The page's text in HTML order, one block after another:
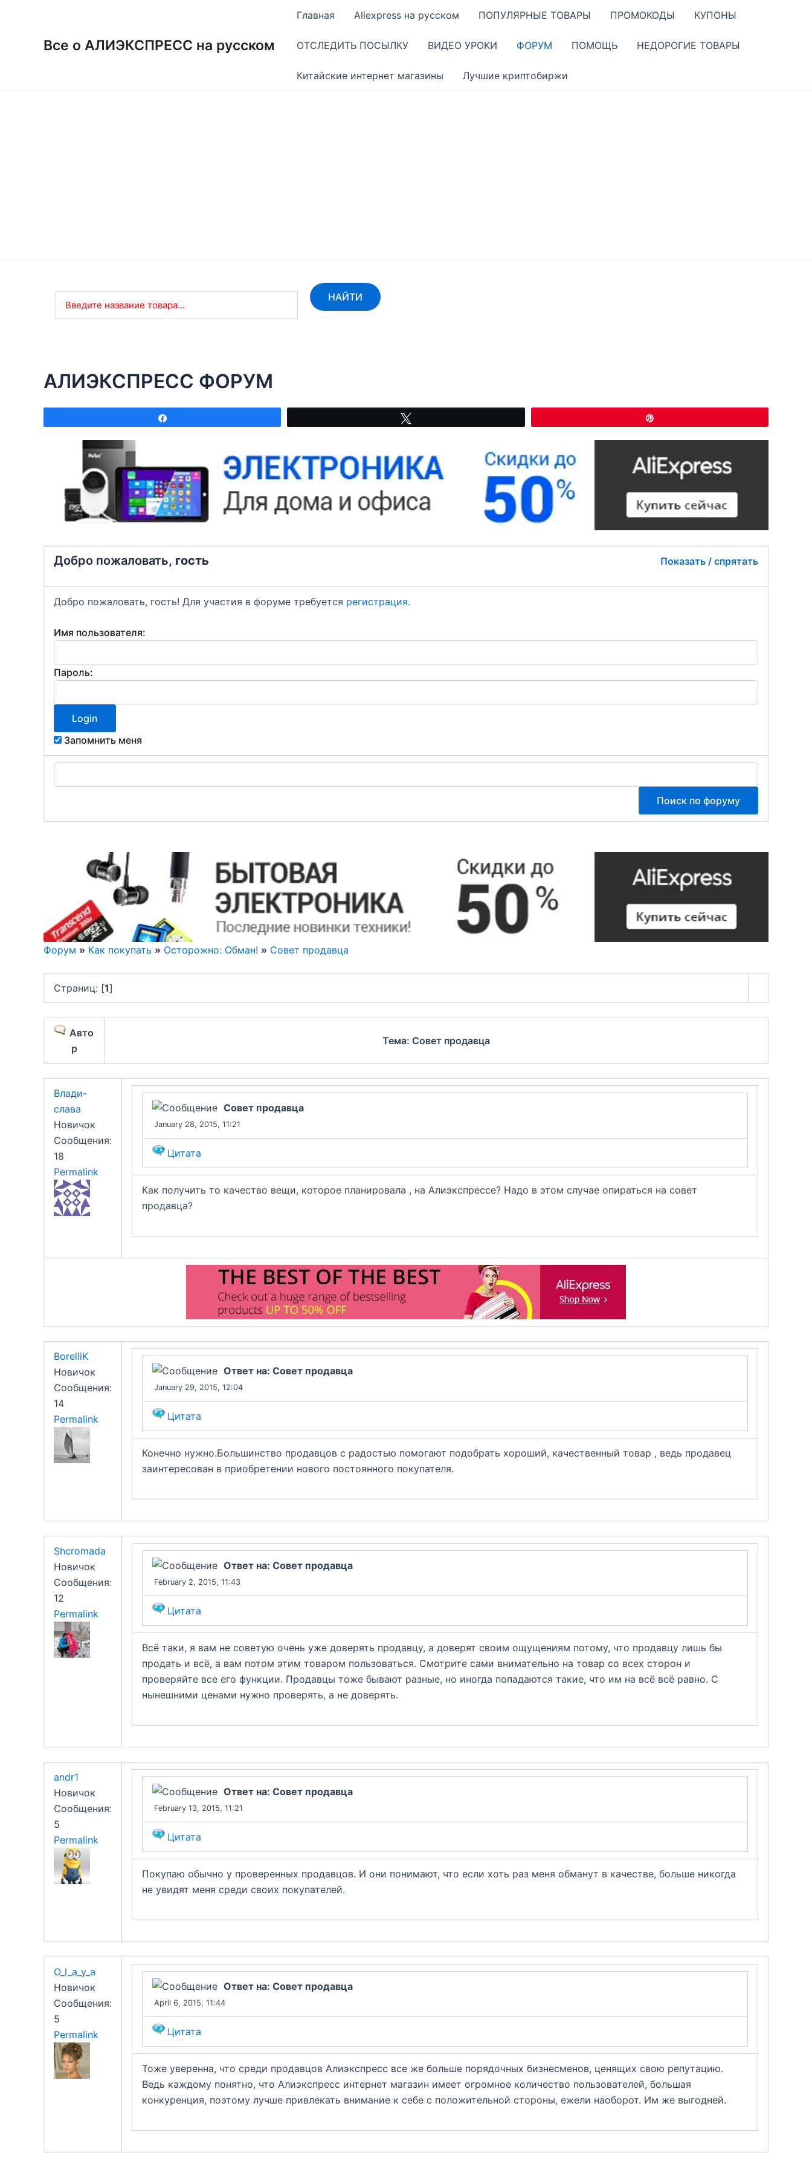
содержимомуВсе о АЛИЭКСПРЕСС на русском
Главная Aliexpress на русском ПОПУЛЯРНЫЕ ТОВАРЫ ПРОМОКОДЫ КУПОНЫ
ОТСЛЕДИТЬ ПОСЫЛКУ ВИДЕО УРОКИ ФОРУМ ПОМОЩЬ НЕДОРОГИЕ ТОВАРЫ
Китайские интернет магазины Лучшие криптобиржи
Введите название товара...
НАЙТИ
АЛИЭКСПРЕСС ФОРУМ
Добро пожаловать, гость Показать / спрятать
Добро пожаловать, гость! Для участия в форуме требуется регистрация.
Имя пользователя:
Пароль:
Запомнить меня
Форум » Как покупать » Осторожно: Обман! » Совет продавца
Страниц: [1]
Авто
р
Тема: Совет продавца
Влади-
слава
Новичок
Сообщения:
18
Permalink
Совет продавца
January 28, 2015, 11:21
Цитата
Как получить то качество вещи, которое планировала , на Алиэкспрессе? Надо в этом случае опираться на совет
продавца?
BorelliK
Новичок
Сообщения:
14
Permalink
Ответ на: Совет продавца
January 29, 2015, 12:04
Цитата
Конечно нужно.Большинство продавцов с радостью помогают подобрать хороший, качественный товар , ведь продавец
заинтересован в приобретении нового постоянного покупателя.
Shcromada
Новичок
Сообщения:
12
Permalink
Ответ на: Совет продавца
February 2, 2015, 11:43
Цитата
Всё таки, я вам не советую очень уже доверять продавцу, а доверят своим ощущениям потому, что продавцу лишь бы
продать и всё, а вам потом этим товаром пользоваться. Смотрите сами внимательно на товар со всех сторон и
проверяйте все его функции. Продавцы тоже бывают разные, но иногда попадаются такие, что им на всё всё равно. С
нынешними ценами нужно проверять, а не доверять.
andr1
Новичок
Сообщения:
5
Permalink
Ответ на: Совет продавца
February 13, 2015, 11:21
Цитата
Покупаю обычно у проверенных продавцов. И они понимают, что если хоть раз меня обманут в качестве, больше никогда
не увидят меня среди своих покупателей.
O_l_a_y_a
Новичок
Сообщения:
5
Permalink
Ответ на: Совет продавца
April 6, 2015, 11:44
Цитата
Тоже уверенна, что среди продавцов Алиэкспресс все же больше порядочных бизнесменов, ценящих свою репутацию.
Ведь каждому понятно, что Алиэкспресс интернет магазин имеет огромное количество пользователей, большая
конкуренция, поэтому лучше привлекать внимание к себе с положительной стороны, ежели наоборот. Им же выгодней.